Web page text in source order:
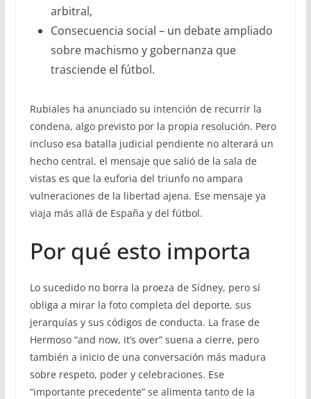
arbitral,
Consecuencia social – un debate ampliado
sobre machismo y gobernanza que
trasciende el fútbol.
Rubiales ha anunciado su intención de recurrir la
condena, algo previsto por la propia resolución. Pero
incluso esa batalla judicial pendiente no alterará un
hecho central, el mensaje que salió de la sala de
vistas es que la euforia del triunfo no ampara
vulneraciones de la libertad ajena. Ese mensaje ya
viaja más allá de España y del fútbol.
Por qué esto importa
Lo sucedido no borra la proeza de Sídney, pero sí
obliga a mirar la foto completa del deporte, sus
jerarquías y sus códigos de conducta. La frase de
Hermoso “and now, it’s over” suena a cierre, pero
también a inicio de una conversación más madura
sobre respeto, poder y celebraciones. Ese
“importante precedente” se alimenta tanto de la